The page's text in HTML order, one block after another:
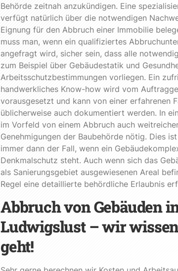
Behörde zeitnah anzukündigen. Eine
verfügt natürlich über die notwendigen
Eignung für den Abbruch einer Immobilie
muss man, wenn ein qualifiziertes
angefragt wird, sicher sein, dass alle
zum Beispiel über Gebäudestatik und
Arbeitsschutzbestimmungen vorliegen. Ein
handwerkliches Know-how wird vom
vorausgesetzt und kann von einer erfahrenen
üblicherweise auch dokumentiert werden. In
im Vorfeld von einem Abbruch auch
Genehmigungen der Baubehörde nötig. Dies
immer dann der Fall, wenn ein
Denkmalschutz steht. Auch wenn sich das
als Sanierungsgebiet ausgewiesenen Areal
Regel eine detaillierte behördliche Erlaubnis
Abbruch von Gebäuden
Ludwigslust – wir
geht!